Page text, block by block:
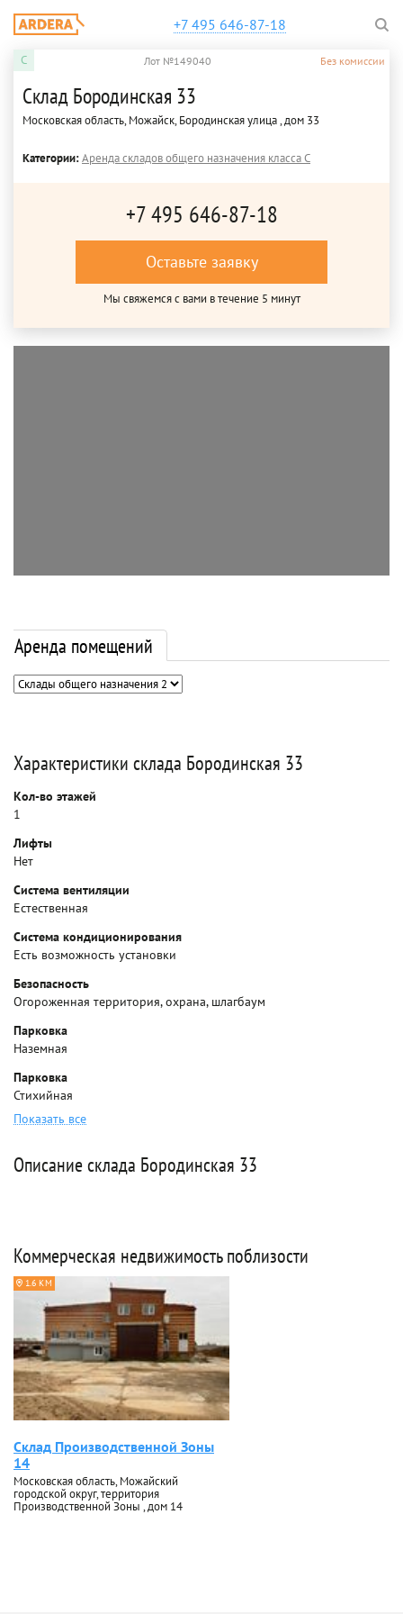
+7 495 646-87-18
C Лот №149040 Без комиссии
Склад Бородинская 33
Московская область, Можайск, Бородинская улица , дом 33
Категории:Аренда складов общего назначения класса C
+7 495 646-87-18
Оставьте заявку
Мы свяжемся с вами в течение 5 минут
Аренда помещений
Характеристики склада Бородинская 33
Кол-во этажей
1
Лифты
Нет
Система вентиляции
Естественная
Система кондиционирования
Есть возможность установки
Безопасность
Огороженная территория, охрана, шлагбаум
Парковка
Наземная
Парковка
Стихийная
Показать все
Описание склада Бородинская 33
Коммерческая недвижимость поблизости
1.6 КМ
Склад Производственной Зоны
14
Московская область, Можайский
городской округ, территория
Производственной Зоны , дом 14